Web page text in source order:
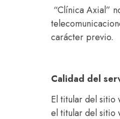
“Clínica Axial”
carácter previo.
Calidad del
El titular del sitio
el titular del sitio